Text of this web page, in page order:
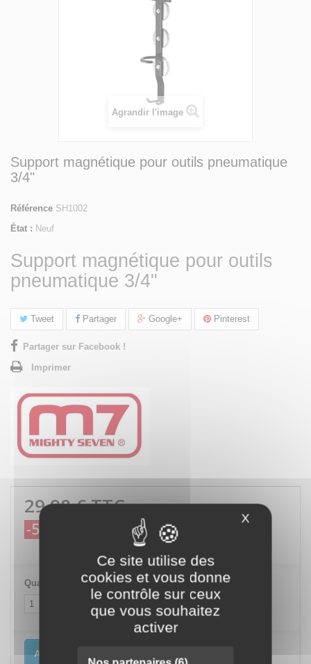
Ce site utilise des
cookies et vous donne
le contrôle sur ceux
que vous souhaitez
activer
X Masquer
Agrandir l'image
Support magnétique pour outils pneumatique
3/4"
Référence SH1002
État : Neuf
Support magnétique pour outils
pneumatique 3/4"
Tweet Partager Google+ Pinterest
Partager sur Facebook !
Imprimer
29,98 €TTC
-5%
Quantité
Ajouter au panier